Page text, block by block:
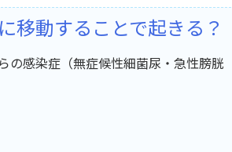
移動することで起きる？
の感染症（無症候性細菌尿・急性膀胱